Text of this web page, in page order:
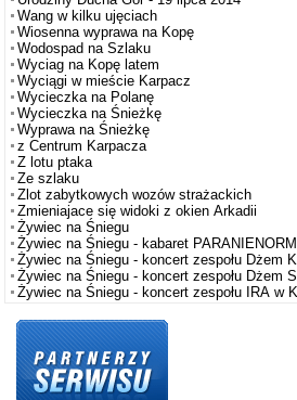
Wang w kilku ujęciach
Wiosenna wyprawa na Kopę
Wodospad na Szlaku
Wyciag na Kopę latem
Wyciągi w mieście Karpacz
Wycieczka na Polanę
Wycieczka na Śnieżkę
Wyprawa na Śnieżkę
z Centrum Karpacza
Z lotu ptaka
Ze szlaku
Zlot zabytkowych wozów strażackich
Zmieniajace się widoki z okien Arkadii
Żywiec na Śniegu
Żywiec na Śniegu - kabaret
Żywiec na Śniegu - koncert zespołu Dżem
Żywiec na Śniegu - koncert zespołu Dżem
Żywiec na Śniegu - koncert zespołu IRA w